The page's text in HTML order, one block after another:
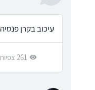
עיכוב בקרן
261 צפיות